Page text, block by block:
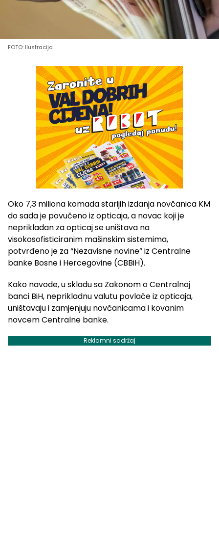
FOTO: Ilustracija
Oko 7,3 miliona komada starijih izdanja novčanica KM
do sada je povučeno iz opticaja, a novac koji je
neprikladan za opticaj se uništava na
visokosofisticiranim mašinskim sistemima,
potvrđeno je za “Nezavisne novine” iz Centralne
banke Bosne i Hercegovine (CBBiH).
Kako navode, u skladu sa Zakonom o Centralnoj
banci BiH, neprikladnu valutu povlače iz opticaja,
uništavaju i zamjenjuju novčanicama i kovanim
novcem Centralne banke.
Reklamni sadržaj